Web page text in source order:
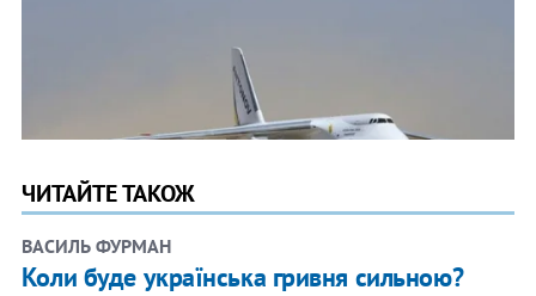
ЧИТАЙТЕ ТАКОЖ
ВАСИЛЬ ФУРМАН
Коли буде українська гривня сильною?